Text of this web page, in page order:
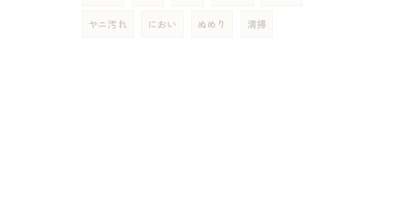
ヤニ汚れ におい ぬめり 清掃